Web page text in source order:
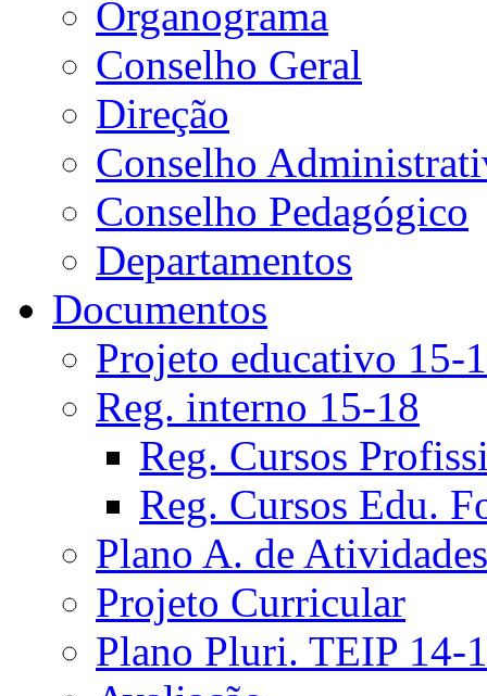
Organograma
Conselho Geral
Direção
Conselho
Conselho Pedagógico
Departamentos
Documentos
Projeto educativo 15-
Reg. interno 15-18
Reg. Cursos
Reg. Cursos Edu.
Plano A. de Atividades
Projeto Curricular
Plano Pluri. TEIP 14-